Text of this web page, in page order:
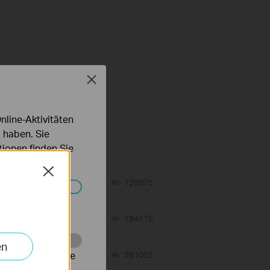
06-24-2026 129875
184176
10-05-2020 391052
Close
Aktivitäten
Sie
finden Sie
nicht
um die
Close